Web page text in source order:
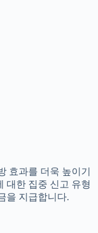
효과를 더욱 높이기
대한 집중 신고 유형
을 지급합니다.